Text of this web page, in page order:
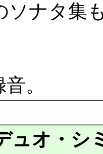
ソナタ集
。
ュオ・シ